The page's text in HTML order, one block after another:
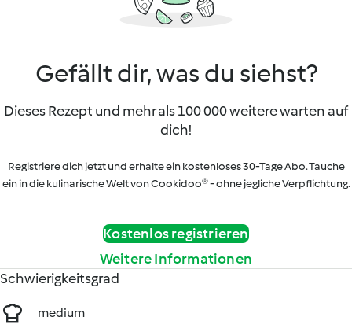
Gefällt dir, was du siehst?
Dieses Rezept und mehr als 100 000 weitere warten auf
dich!
Registriere dich jetzt und erhalte ein kostenloses 30-Tage Abo. Tauche
ein in die kulinarische Welt von Cookidoo® - ohne jegliche Verpflichtung.
Kostenlos registrieren
Weitere Informationen
Schwierigkeitsgrad
medium